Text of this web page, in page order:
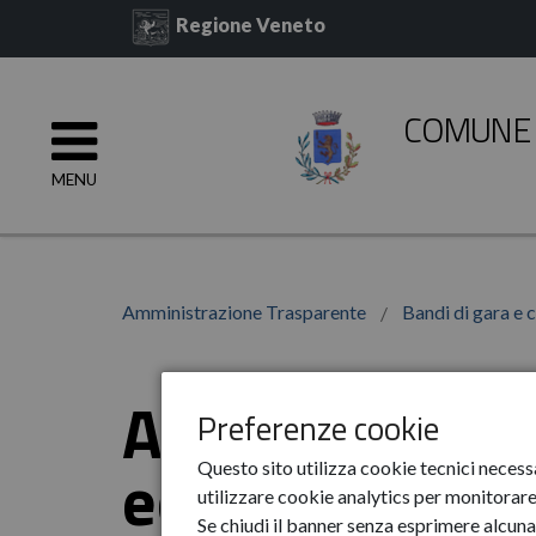
Preferenze cookie
Questo sito utilizza cookie tecnici
utilizzare cookie analytics per
Se chiudi il banner senza esprimere
Regione Veneto
MENU
Amministrazione Trasparente Bandi di gara e
Albo
economici,